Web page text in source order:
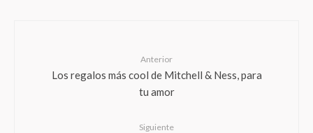
Anterior
Los regalos más cool de Mitchell & Ness, para
tu amor
Siguiente